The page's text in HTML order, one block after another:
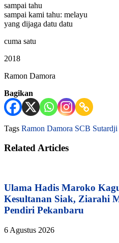
sampai tahu
sampai kami tahu: melayu
yang dijaga datu datu
cuma satu
2018
Ramon Damora
Bagikan
Tags Ramon Damora SCB
Related Articles
Ulama Hadis Maroko
Kesultanan Siak, Ziarahi
Pendiri Pekanbaru
6 Agustus 2026